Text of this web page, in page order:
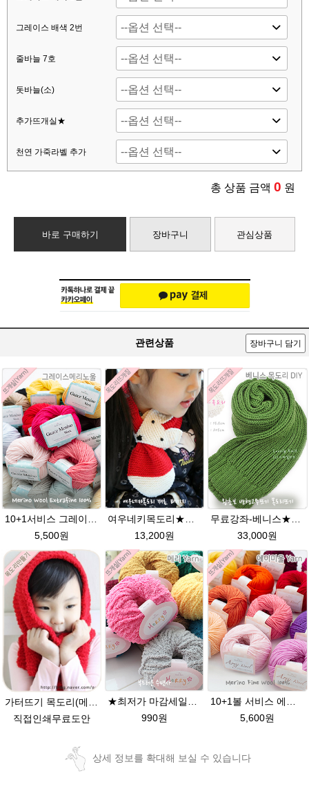
그레이스 배색 2번
줄바늘 7호
돗바늘(소)
추가뜨개실★
천연 가죽라벨 추가
총 상품 금액 0 원
바로 구매하기 장바구니 관심상품
관련상품 장바구니 담기
10+1서비스 그레이스메리노울 부드러운 털실/뜨개실/뜨개질실/손뜨개실/목도리털실/모자털실
5,500원
여우네키목도리★에이미울DIY 재료 패키지/유아목도리뜨기/아기목도리뜨개질/부드러운 베이비뜨개실로 제작 된 태교 손뜨개
13,200원
무료강좌-베니스★그레이스메리노울 털실 목도리뜨기 뜨개질
33,000원
직접인쇄무료도안
990원
5,600원
상세 정보를 확대해 보실 수 있습니다